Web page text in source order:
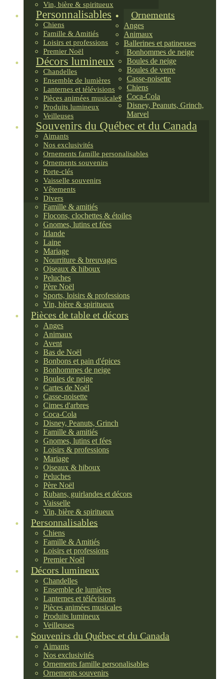
Vin, bière & spiritueux
Personnalisables
Chiens
Famille & Amitiés
Loisirs et professions
Premier Noël
Décors lumineux
Chandelles
Ensemble de lumières
Lanternes et télévisions
Pièces animées musicales
Produits lumineux
Veilleuses
Souvenirs du Québec et du Canada
Aimants
Nos exclusivités
Ornements famille personalisables
Ornements souvenirs
Porte-clés
Vaisselle souvenirs
Vêtements
Divers
Ornements
Anges
Animaux
Ballerines et patineuses
Bonhommes de neige
Boules de neige
Boules de verre
Casse-noisette
Chiens
Coca-Cola
Disney, Peanuts, Grinch,
Marvel
Famille & amitiés
Flocons, clochettes & étoiles
Gnomes, lutins et fées
Irlande
Laine
Mariage
Nourriture & breuvages
Oiseaux & hiboux
Peluches
Père Noël
Sports, loisirs & professions
Vin, bière & spiritueux
Pièces de table et décors
Anges
Animaux
Avent
Bas de Noël
Bonbons et pain d'épices
Bonhommes de neige
Boules de neige
Cartes de Noël
Casse-noisette
Cimes d'arbres
Coca-Cola
Disney, Peanuts, Grinch
Famille & amitiés
Gnomes, lutins et fées
Loisirs & professions
Mariage
Oiseaux & hiboux
Peluches
Père Noël
Rubans, guirlandes et décors
Vaisselle
Vin, bière & spiritueux
Personnalisables
Chiens
Famille & Amitiés
Loisirs et professions
Premier Noël
Décors lumineux
Chandelles
Ensemble de lumières
Lanternes et télévisions
Pièces animées musicales
Produits lumineux
Veilleuses
Souvenirs du Québec et du Canada
Aimants
Nos exclusivités
Ornements famille personalisables
Ornements souvenirs